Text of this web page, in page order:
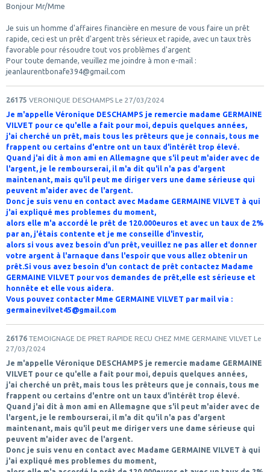
Bonjour Mr/Mme
Je suis un homme d'affaires financière en mesure de vous faire un prêt
rapide, ceci est un prêt d'argent très sérieux et rapide, avec un taux très
favorable pour résoudre tout vos problèmes d'argent
Pour toute demande, veuillez me joindre à mon e-mail :
jeanlaurentbonafe394@gmail.com
26175 VERONIQUE DESCHAMPS Le 27/03/2024
Je m'appelle Véronique DESCHAMPS je remercie madame GERMAINE
VILVET pour ce qu'elle a fait pour moi, depuis quelques années,
j'ai cherché un prêt, mais tous les prêteurs que je connais, tous me
frappent ou certains d'entre ont un taux d'intérêt trop élevé.
Quand j'ai dit à mon ami en Allemagne que s'il peut m'aider avec de
l'argent, je le rembourserai, il m'a dit qu'il n'a pas d'argent
maintenant, mais qu'il peut me diriger vers une dame sérieuse qui
peuvent m'aider avec de l'argent.
Donc je suis venu en contact avec Madame GERMAINE VILVET à qui
j'ai expliqué mes problemes du moment,
alors elle m'a accordé le prêt de 120.000euros et avec un taux de 2%
par an, j'étais contente et je me conseille d'investir,
alors si vous avez besoin d'un prêt, veuillez ne pas aller et donner
votre argent à l'arnaque dans l'espoir que vous allez obtenir un
prêt.Si vous avez besoin d'un contact de prêt contactez Madame
GERMAINE VILVET pour vos demandes de prêt,elle est sérieuse et
honnête et elle vous aidera.
Vous pouvez contacter Mme GERMAINE VILVET par mail via :
germainevilvet45@gmail.com
26176 TEMOIGNAGE DE PRET RAPIDE RECU CHEZ MME GERMAINE VILVET Le
27/03/2024
Je m'appelle Véronique DESCHAMPS je remercie madame GERMAINE
VILVET pour ce qu'elle a fait pour moi, depuis quelques années,
j'ai cherché un prêt, mais tous les prêteurs que je connais, tous me
frappent ou certains d'entre ont un taux d'intérêt trop élevé.
Quand j'ai dit à mon ami en Allemagne que s'il peut m'aider avec de
l'argent, je le rembourserai, il m'a dit qu'il n'a pas d'argent
maintenant, mais qu'il peut me diriger vers une dame sérieuse qui
peuvent m'aider avec de l'argent.
Donc je suis venu en contact avec Madame GERMAINE VILVET à qui
j'ai expliqué mes problemes du moment,